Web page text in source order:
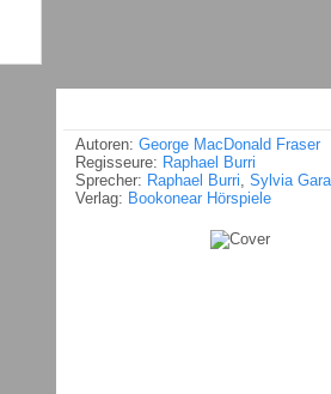
Autoren: George MacDonald Fraser
Regisseure: Raphael Burri
Sprecher: Raphael Burri, Sylvia
Verlag: Bookonear Hörspiele